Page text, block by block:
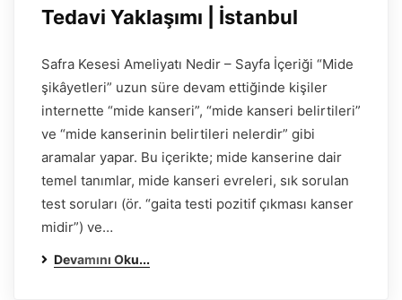
Tedavi Yaklaşımı | İstanbul
Safra Kesesi Ameliyatı Nedir – Sayfa İçeriği “Mide
şikâyetleri” uzun süre devam ettiğinde kişiler
internette “mide kanseri”, “mide kanseri belirtileri”
ve “mide kanserinin belirtileri nelerdir” gibi
aramalar yapar. Bu içerikte; mide kanserine dair
temel tanımlar, mide kanseri evreleri, sık sorulan
test soruları (ör. “gaita testi pozitif çıkması kanser
midir”) ve…
Devamını Oku...